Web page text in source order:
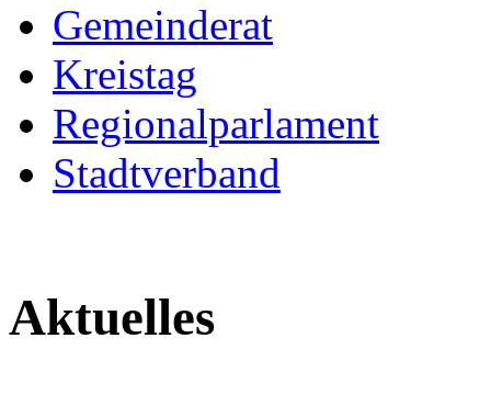
Gemeinderat
Kreistag
Regionalparlament
Stadtverband
Aktuelles